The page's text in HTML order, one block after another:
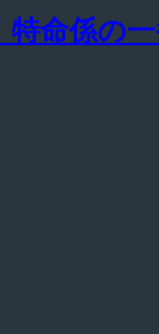
命係の